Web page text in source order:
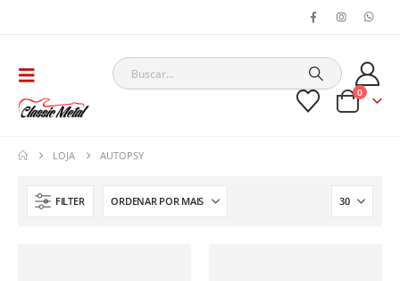
0
LOJA AUTOPSY
FILTER